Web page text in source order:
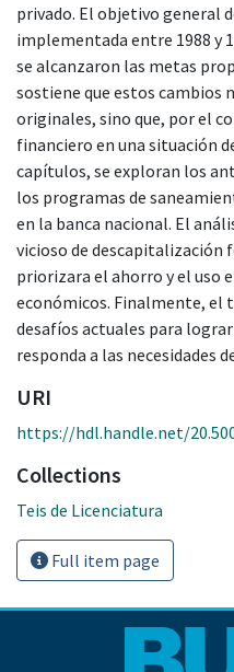
privado. El objetivo general
implementada entre 1988 y
se alcanzaron las metas
sostiene que estos cambios
originales, sino que, por el
financiero en una situación
capítulos, se exploran los
los programas de
en la banca nacional. El
vicioso de descapitalización
priorizara el ahorro y el uso
económicos. Finalmente, el
desafíos actuales para
responda a las necesidades
URI
https://hdl.handle.net/
Collections
Teis de Licenciatura
Full item page